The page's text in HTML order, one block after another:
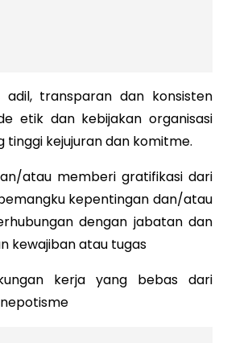
adil, transparan dan konsisten
etik dan kebijakan organisasi
tinggi kejujuran dan komitme.
atau memberi gratifikasi dari
kepentingan dan/atau
dengan jabatan dan
kewajiban atau tugas
kerja yang bebas dari